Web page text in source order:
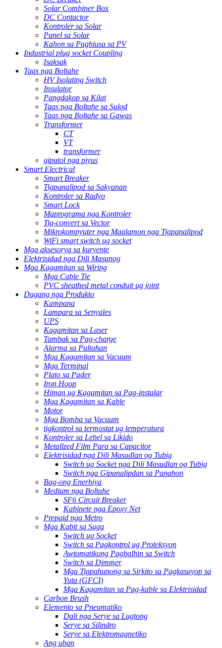
Solar Combiner Box
DC Contactor
Kontroler sa Solar
Panel sa Solar
Kahon sa Paghiusa sa PV
Industrial plug socket Coupling
Isaksak
Taas nga Boltahe
HV Isolating Switch
Insulator
Pangdakop sa Kilat
Taas nga Boltahe sa Sulod
Taas nga Boltahe sa Gawas
Transformer
CT
VT
transformer
giputol nga piyus
Smart Electrical
Smart Breaker
Tigpanalipod sa Sakyanan
Kontroler sa Radyo
Smart Lock
Maprograma nga Kontroler
Tig-convert sa Vector
Mikrokompyuter nga Maalamon nga Tigpanalipod
WiFi smart switch ug socket
Mga aksesorya sa kuryente
Elektrisidad nga Dili Masunog
Mga Kagamitan sa Wiring
Mga Cable Tie
PVC sheathed metal conduit ug joint
Dugang nga Produkto
Kampana
Lampara sa Senyales
UPS
Kagamitan sa Laser
Tambak sa Pag-charge
Alarma sa Pultahan
Mga Kagamitan sa Vacuum
Mga Terminal
Plato sa Pader
Iron Hoop
Himan ug Kagamitan sa Pag-instalar
Mga Kagamitan sa Kable
Motor
Mga Bomba sa Vacuum
tigkontrol sa termostat ug temperatura
Kontroler sa Lebel sa Likido
Metallzed Film Para sa Capacitor
Elektrisidad nga Dili Masudlan og Tubig
Switch ug Socket nga Dili Masudlan og Tubig
Switch nga Gipanalipdan sa Panahon
Bag-ong Enerhiya
Medium nga Boltahe
SF6 Circuit Breaker
Kabinete nga Epoxy Net
Prepaid nga Metro
Mga Kabit sa Suga
Switch ug Socket
Switch sa Pagkontrol ug Proteksyon
Awtomatikong Pagbalhin sa Switch
Switch sa Dimmer
Mga Tigpahunong sa Sirkito sa Pagkasayop sa
Yuta (GFCI)
Mga Kagamitan sa Pag-kable sa Elektrisidad
Carbon Brush
Elemento sa Pneumatiko
Dali nga Serye sa Lugtong
Serye sa Silindro
Serye sa Elektromagnetiko
Ang uban